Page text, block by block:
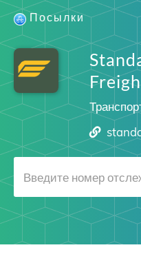
Посылки